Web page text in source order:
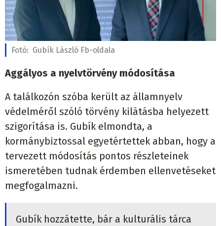
Fotó: Gubík László Fb-oldala
Aggályos a nyelvtörvény módosítása
A találkozón szóba került az államnyelv
védelméről szóló törvény kilátásba helyezett
szigorítása is. Gubík elmondta, a
kormánybiztossal egyetértettek abban, hogy a
tervezett módosítás pontos részleteinek
ismeretében tudnak érdemben ellenvetéseket
megfogalmazni.
Gubík hozzátette, bár a kulturális tárca